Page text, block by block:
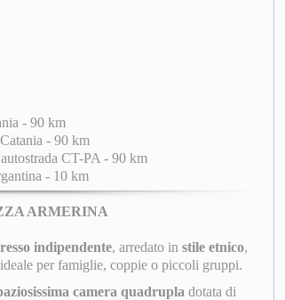
- 90 km
- 90 km
CT-PA - 90 km
- 10 km
ARMERINA
indipendente, arredato in stile etnico,
per famiglie, coppie o piccoli gruppi.
camera quadrupla dotata di